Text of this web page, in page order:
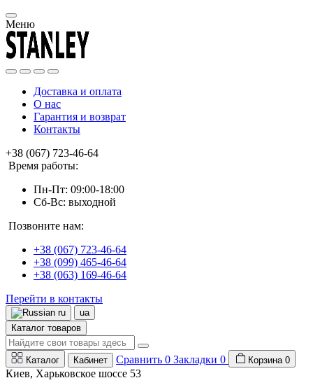
Меню
Доставка и оплата
О нас
Гарантия и возврат
Контакты
+38 (067) 723-46-64
Время работы:
Пн-Пт: 09:00-18:00
Сб-Вс: выходной
Позвоните нам:
+38 (067) 723-46-64
+38 (099) 465-46-64
+38 (063) 169-46-64
Перейти в контакты
ru
ua
Каталог товаров
Каталог Кабинет Сравнить 0 Закладки 0 Корзина 0
Киев, Харьковское шоссе 53